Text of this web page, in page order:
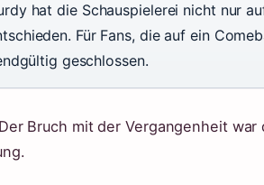
hat die Schauspielerei nicht nur
Für Fans, die auf ein
geschlossen.
Der Bruch mit der Vergangenheit